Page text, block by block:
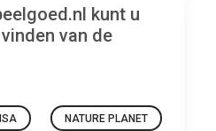
kunt u
van de
NATURE PLANET